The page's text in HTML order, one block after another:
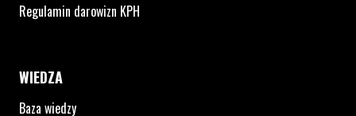
Regulamin darowizn KPH
WIEDZA
Baza wiedzy